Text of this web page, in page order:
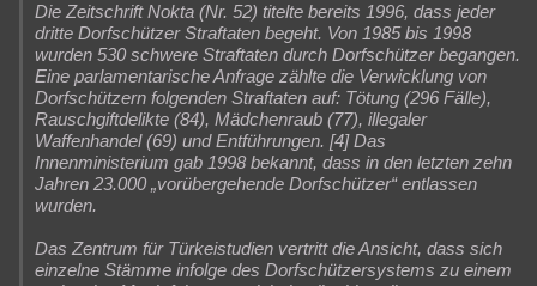
Die Zeitschrift Nokta (Nr. 52) titelte bereits 1996, dass jeder
dritte Dorfschützer Straftaten begeht. Von 1985 bis 1998
wurden 530 schwere Straftaten durch Dorfschützer begangen.
Eine parlamentarische Anfrage zählte die Verwicklung von
Dorfschützern folgenden Straftaten auf: Tötung (296 Fälle),
Rauschgiftdelikte (84), Mädchenraub (77), illegaler
Waffenhandel (69) und Entführungen. [4] Das
Innenministerium gab 1998 bekannt, dass in den letzten zehn
Jahren 23.000 „vorübergehende Dorfschützer“ entlassen
wurden.
Das Zentrum für Türkeistudien vertritt die Ansicht, dass sich
einzelne Stämme infolge des Dorfschützersystems zu einem